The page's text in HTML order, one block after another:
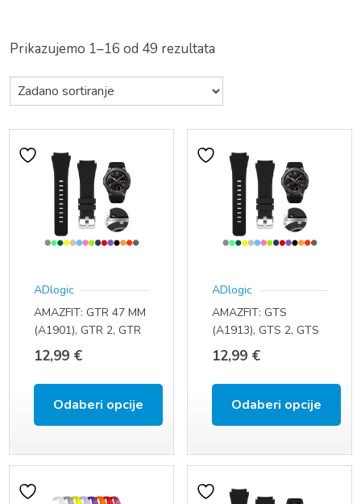
Prikazujemo 1–16 od 49 rezultata
ADlogic
AMAZFIT: GTR 47 MM
(A1901), GTR 2, GTR
2E, GTR 3, GTR 3
PRO, GTR 4 (22 MM)
12,99 €
Odaberi opcije
proizvod
ima
ADlogic
AMAZFIT: GTS
(A1913), GTS 2, GTS
2E, GTS 2 MINI, BIP U
PRO, BIP U, BIP S, BIP
S LITE, GTR 42MM
(A1909), GTS3
(A2036), GTS4
12,99 €
Odaberi opcije
proizvod
ima